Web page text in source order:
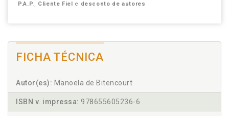
P.A.P., Cliente Fiel e desconto de autores
FICHA TÉCNICA
Autor(es): Manoela de Bitencourt
ISBN v. impressa: 978655605236-6